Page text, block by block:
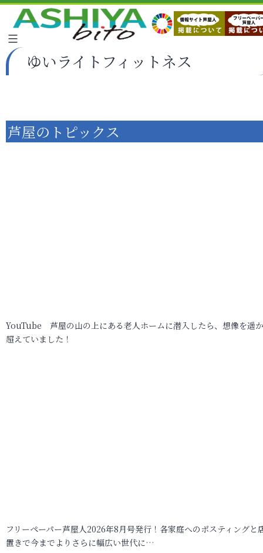
ゆいライトフィットネス
芦屋のトピックス
YouTube 芦屋の山の上にある老人ホームに潜入したら、想像を遥
超えていました！
フリーペーパー芦屋人2026年8月号発行！各家庭へのポスティングと
置きで今までよりさらに幅広い世代に…